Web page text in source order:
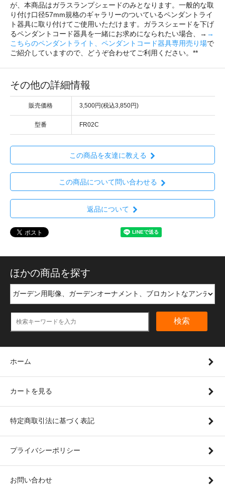
が、本商品はガラスランプシェードのみとなります。一般的な取
り付け口径57mm規格のギャラリーのついているペンダントライ
ト器具に取り付けてご使用いただけます。ガラスシェードを下げ
るペンダントコード器具を一緒にお求めになられたい場合、→ →
こちらのペンダントライト、ペンダントコード器具専用売り場で
ご紹介していますので、どうぞ合わせてご利用ください。**
その他の詳細情報
販売価格 3,500円(税込3,850円)
型番 FR02C
この商品を友達に教える
この商品について問い合わせる
返品について
ほかの商品を探す
検索
ホーム
カートを見る
特定商取引法に基づく表記
プライバシーポリシー
お問い合わせ